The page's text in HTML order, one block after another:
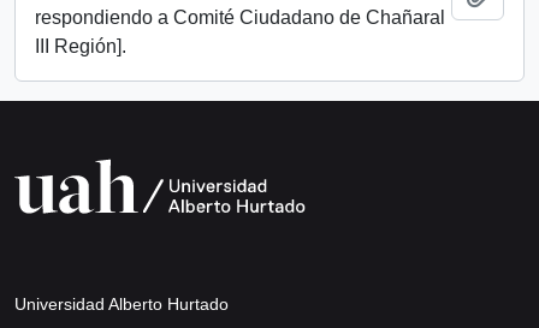
respondiendo a Comité Ciudadano de Chañaral
III Región].
Universidad Alberto Hurtado